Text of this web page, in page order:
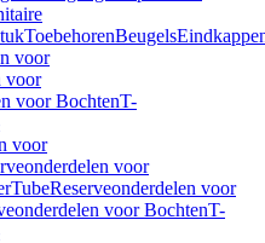
ToebehorenBeugels
voor
voor
voor BochtenT-
voor
voor
Reserveonderdelen voor
voor BochtenT-